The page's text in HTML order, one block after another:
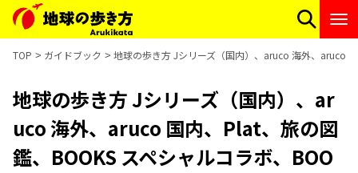
TOP ガイドブック 地球の歩き方 Jシリーズ（国内）、aruco 海外、aruco
地球の歩き方 Jシリーズ（国内）、ar
uco 海外、aruco 国内、Plat、旅の図
鑑、BOOKS スペシャルコラボ、BOO